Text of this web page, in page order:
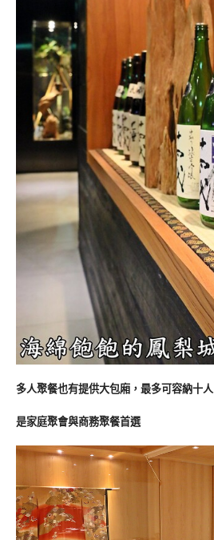
多人聚餐也有提供大包廂，最多可容納十人
是家庭聚會與商務聚餐首選